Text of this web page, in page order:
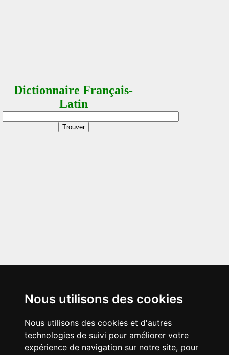
Nous utilisons des cookies
Nous utilisons des cookies et d'autres
technologies de suivi pour améliorer votre
expérience de navigation sur notre site, pour
Dictionnaire Français-
Latin